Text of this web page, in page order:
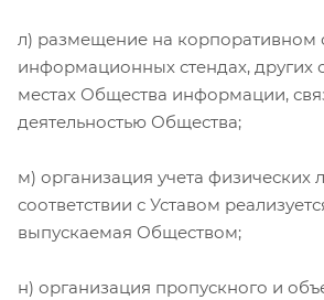
л) размещение на корпоративном
информационных стендах, других
местах Общества информации,
деятельностью Общества;
м) организация учета физических
соответствии с Уставом
выпускаемая Обществом;
н) организация пропускного и